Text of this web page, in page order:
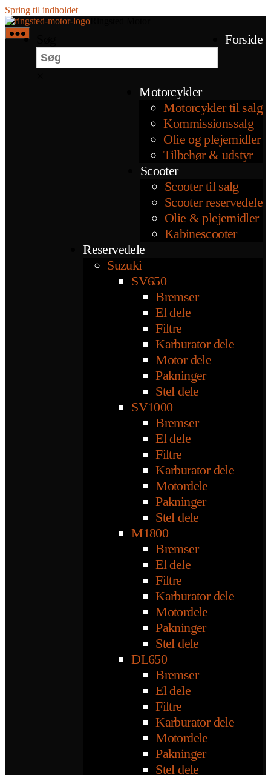
Spring til indholdet
Forside
Motorcykler
Motorcykler til salg
Kommissionssalg
Olie og plejemidler
Tilbehør & udstyr
Scooter
Scooter til salg
Scooter reservedele
Olie & plejemidler
Kabinescooter
Reservedele
Suzuki
SV650
Bremser
El dele
Filtre
Karburator dele
Motor dele
Pakninger
Stel dele
SV1000
Bremser
El dele
Filtre
Karburator dele
Motordele
Pakninger
Stel dele
M1800
Bremser
El dele
Filtre
Karburator dele
Motordele
Pakninger
Stel dele
DL650
Bremser
El dele
Filtre
Karburator dele
Motordele
Pakninger
Stel dele